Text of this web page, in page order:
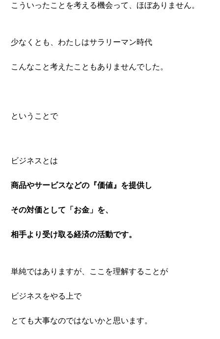
こういったことを考える機会って、ほぼありません。
少なくとも、わたしはサラリーマン時代
こんなこと考えたこともありませんでした。
ということで
ビジネスとは
商品やサービスなどの『価値』を提供し
その対価として「お金」を、
相手より受け取る経済の活動です。
単純ではありますが、ここを理解することが
ビジネスをやる上で
とても大事なのではないかと思います。